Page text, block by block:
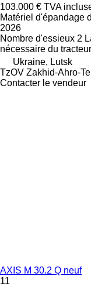
103.000 € TVA
Matériel d'épandage
2026
Nombre d'essieux 2
nécessaire du tracteur
Ukraine, Lutsk
TzOV Zakhid-Ahro-
Contacter le vendeur
AXIS M 30.2 Q neuf
11